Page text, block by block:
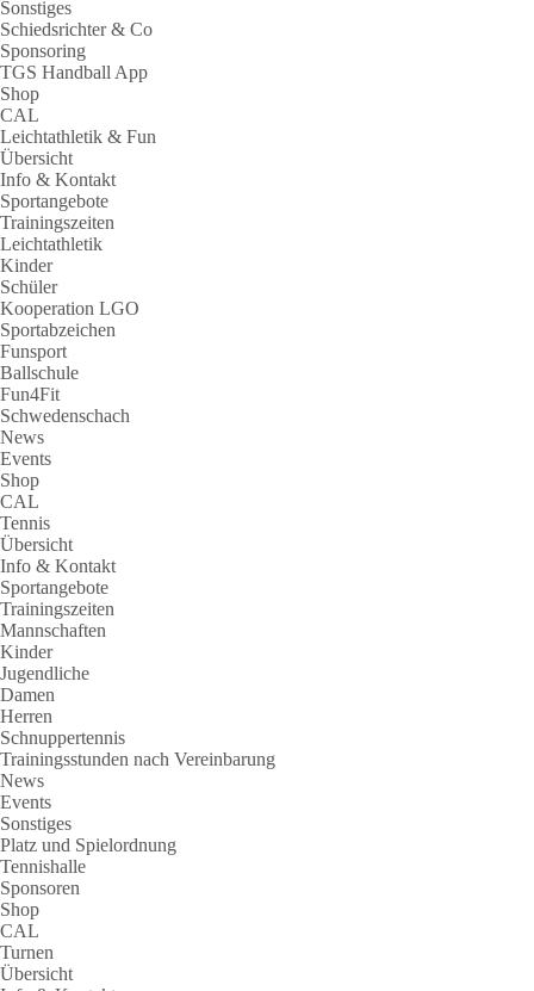
Sonstiges
Schiedsrichter & Co
Sponsoring
TGS Handball App
Shop
CAL
Leichtathletik & Fun
Übersicht
Info & Kontakt
Sportangebote
Trainingszeiten
Leichtathletik
Kinder
Schüler
Kooperation LGO
Sportabzeichen
Funsport
Ballschule
Fun4Fit
Schwedenschach
News
Events
Shop
CAL
Tennis
Übersicht
Info & Kontakt
Sportangebote
Trainingszeiten
Mannschaften
Kinder
Jugendliche
Damen
Herren
Schnuppertennis
Trainingsstunden nach Vereinbarung
News
Events
Sonstiges
Platz und Spielordnung
Tennishalle
Sponsoren
Shop
CAL
Turnen
Übersicht